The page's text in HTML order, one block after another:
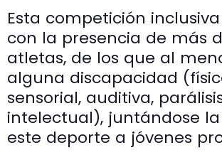
Esta competición
con la presencia de más
atletas, de los que al
alguna discapacidad
sensorial, auditiva,
intelectual), juntándose
este deporte a jóvenes